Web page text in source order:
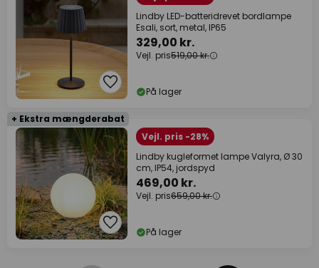
Lindby LED-batteridrevet bordlampe
Esali, sort, metal, IP65
329,00 kr.
Vejl. pris519,00 kr.
På lager
+ Ekstra mængderabat
Vejl. pris -28%
Lindby kugleformet lampe Valyra, Ø 30
cm, IP54, jordspyd
469,00 kr.
Vejl. pris659,00 kr.
På lager